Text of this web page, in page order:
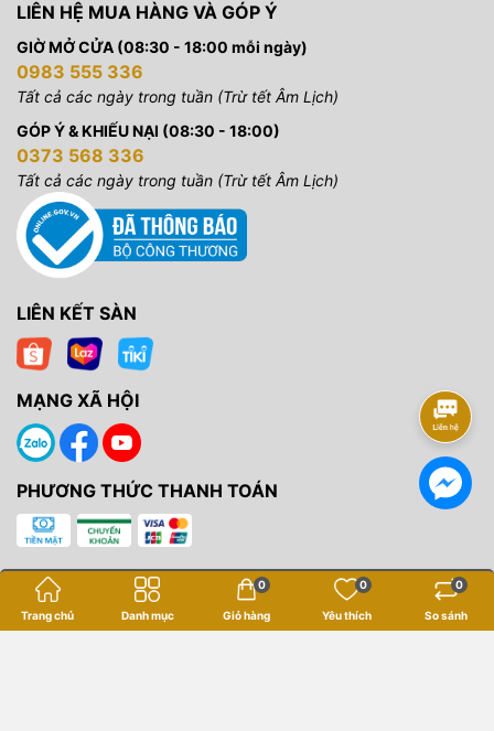
LIÊN HỆ MUA HÀNG VÀ GÓP Ý
GIỜ MỞ CỬA (08:30 - 18:00 mỗi ngày)
0983 555 336
Tất cả các ngày trong tuần (Trừ tết Âm Lịch)
GÓP Ý & KHIẾU NẠI (08:30 - 18:00)
0373 568 336
Tất cả các ngày trong tuần (Trừ tết Âm Lịch)
LIÊN KẾT SÀN
MẠNG XÃ HỘI
PHƯƠNG THỨC THANH TOÁN
Bản quyền thuộc vềYến Tâm Camera.
Trang chủ Danh mục Giỏ hàng
0
Yêu thích
0
So sánh
0